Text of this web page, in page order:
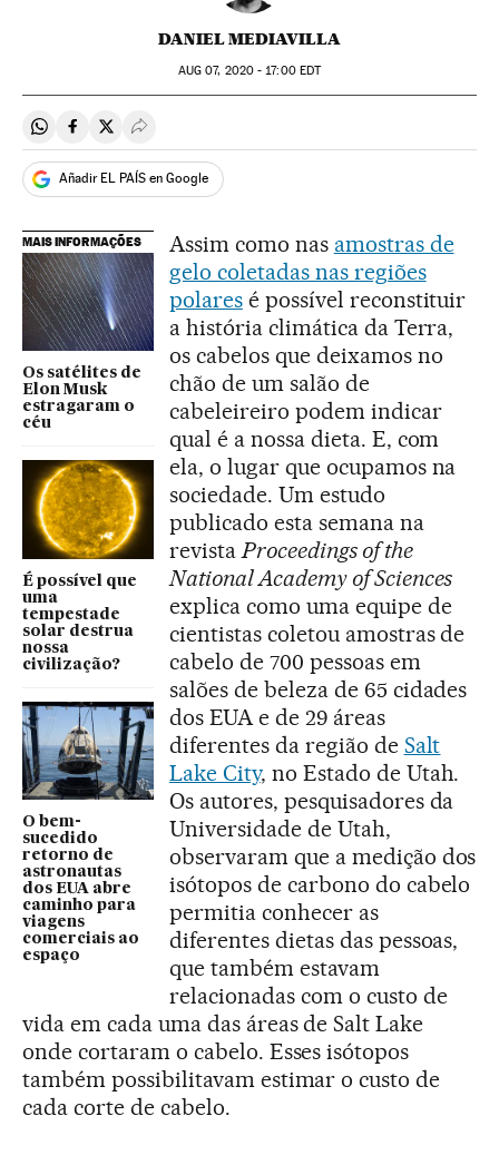
DANIEL MEDIAVILLA
AUG 07, 2020 - 17:00EDT
Compartir en Whatsapp
Compartir en Facebook
Compartir en Twitter
Desplegar Redes Sociales
Añadir EL PAÍS en Google
MAIS INFORMAÇÕES
Os satélites de
Elon Musk
estragaram o
céu
É possível que
uma
tempestade
solar destrua
nossa
civilização?
O bem-
sucedido
retorno de
astronautas
dos EUA abre
caminho para
viagens
comerciais ao
espaço
Assim como nas amostras de
gelo coletadas nas regiões
polaresé possível reconstituir
a história climática da Terra,
os cabelos que deixamos no
chão de um salão de
cabeleireiro podem indicar
qual é a nossa dieta. E, com
ela, o lugar que ocupamos na
sociedade. Um estudo
publicado esta semana na
revista Proceedings of the
National Academy of Sciences
explica como uma equipe de
cientistas coletou amostras de
cabelo de 700 pessoas em
salões de beleza de 65 cidades
dos EUA e de 29 áreas
diferentes da região de Salt
Lake City, no Estado de Utah.
Os autores, pesquisadores da
Universidade de Utah,
observaram que a medição dos
isótopos de carbono do cabelo
permitia conhecer as
diferentes dietas das pessoas,
que também estavam
relacionadas com o custo de
vida em cada uma das áreas de Salt Lake
onde cortaram o cabelo. Esses isótopos
também possibilitavam estimar o custo de
cada corte de cabelo.